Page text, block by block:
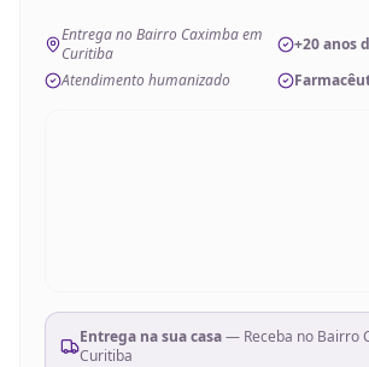
Entrega no Bairro Caximba em
Curitiba
+20 anos
Atendimento humanizado
Entrega na sua casa— Receba no Bairro
Curitiba